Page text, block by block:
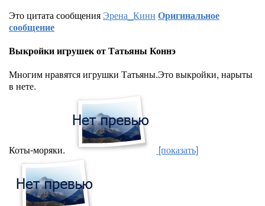
Это цитата сообщения Эрена_Кинн Оригинальное
сообщение
Выкройки игрушек от Татьяны Коннэ
Многим нравятся игрушки Татьяны.Это выкройки, нарыты
в нете.
Коты-моряки. [показать]